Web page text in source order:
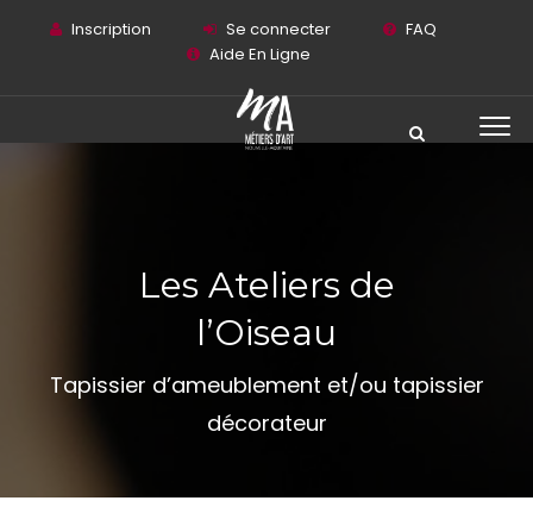
Inscription Se connecter
FAQ
Aide En Ligne
Les Ateliers de
l’Oiseau
Tapissier d’ameublement et/ou tapissier
décorateur